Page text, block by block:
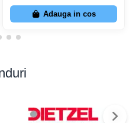
Adauga in cos